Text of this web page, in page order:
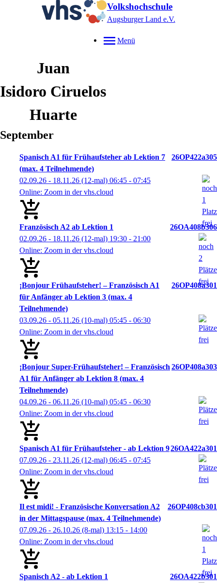
Volkshochschule
Augsburger Land e.V.
Menü
Juan
Isidoro Ciruelos
Huarte
September
Spanisch A1 für Frühaufsteher ab Lektion 7
(max. 4 Teilnehmende)
26OP422a305
02.09.26 - 18.11.26 (12-mal) 06:45 - 07:45
Online: Zoom in der vhs.cloud
Französisch A2 ab Lektion 1
26OA408b306
02.09.26 - 18.11.26 (12-mal) 19:30 - 21:00
Online: Zoom in der vhs.cloud
¡Bonjour Frühaufsteher! – Französisch A1
für Anfänger ab Lektion 3 (max. 4
Teilnehmende)
26OP408a301
03.09.26 - 05.11.26 (10-mal) 05:45 - 06:30
Online: Zoom in der vhs.cloud
¡Bonjour Super-Frühaufsteher! – Französisch
A1 für Anfänger ab Lektion 8 (max. 4
Teilnehmende)
26OP408a303
04.09.26 - 06.11.26 (10-mal) 05:45 - 06:30
Online: Zoom in der vhs.cloud
Spanisch A1 für Frühaufsteher - ab Lektion 926OA422a301
07.09.26 - 23.11.26 (12-mal) 06:45 - 07:45
Online: Zoom in der vhs.cloud
Il est midi! - Französische Konversation A2
in der Mittagspause (max. 4 Teilnehmende)
26OP408cb301
07.09.26 - 26.10.26 (8-mal) 13:15 - 14:00
Online: Zoom in der vhs.cloud
Spanisch A2 - ab Lektion 1
26OA422b301